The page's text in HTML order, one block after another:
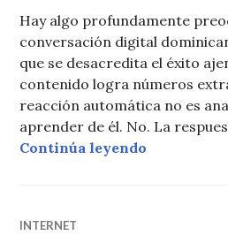
Hay algo profundamente
conversación digital
que se desacredita el éxito
contenido logra números
reacción automática no es
aprender de él. No. La
Continúa leyendo
INTERNET